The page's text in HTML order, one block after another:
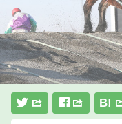
B!